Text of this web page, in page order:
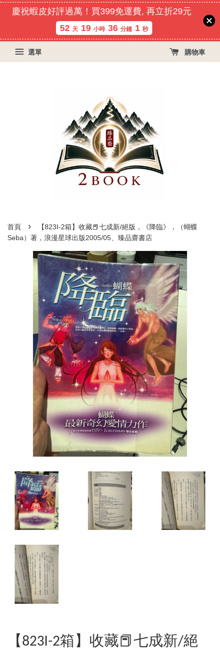
慶祝蝦皮好評過萬！買399免運費, 再立折29元
52 天 19 小時 36 分鐘 1 秒
選單 購物車
首頁 ›
【823I-2箱】收藏📕七成新/絕版，《降臨》，（蝴蝶
Seba）著，浪漫星球出版2005/05、臻品齋書店
【823I-2箱】收藏📕七成新/絕